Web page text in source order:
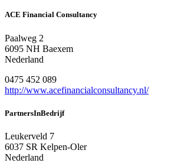
ACE Financial Consultancy
Paalweg 2
6095 NH Baexem
Nederland
0475 452 089
http://www.acefinancialconsultancy.nl/
PartnersInBedrijf
Leukerveld 7
6037 SR Kelpen-Oler
Nederland